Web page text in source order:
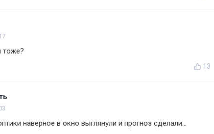
тоже?
13
наверное в окно выглянули и прогноз сделали...